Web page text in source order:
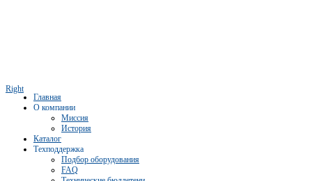
Right
Главная
О компании
Миссия
История
Каталог
Техподдержка
Подбор оборудования
FAQ